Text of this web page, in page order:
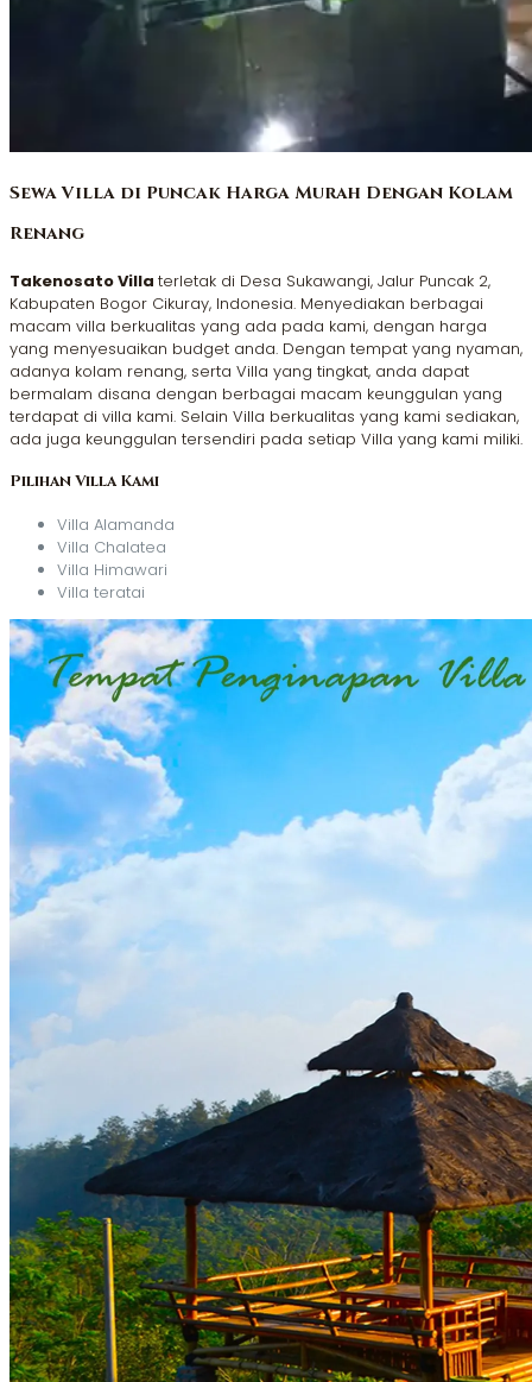
Sewa Villa di Puncak Harga Murah Dengan Kolam
Renang
Takenosato Villa terletak di Desa Sukawangi, Jalur Puncak 2,
Kabupaten Bogor Cikuray, Indonesia. Menyediakan berbagai
macam villa berkualitas yang ada pada kami, dengan harga
yang menyesuaikan budget anda. Dengan tempat yang nyaman,
adanya kolam renang, serta Villa yang tingkat, anda dapat
bermalam disana dengan berbagai macam keunggulan yang
terdapat di villa kami. Selain Villa berkualitas yang kami sediakan,
ada juga keunggulan tersendiri pada setiap Villa yang kami miliki.
Pilihan Villa Kami
Villa Alamanda
Villa Chalatea
Villa Himawari
Villa teratai